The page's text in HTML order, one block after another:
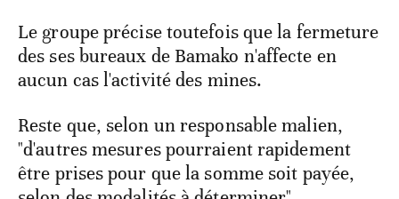
Le groupe précise toutefois que la fermeture
des ses bureaux de Bamako n'affecte en
aucun cas l'activité des mines.
Reste que, selon un responsable malien,
"d'autres mesures pourraient rapidement
être prises pour que la somme soit payée,